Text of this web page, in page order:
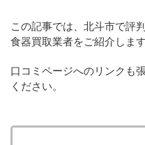
この記事では、北斗市で評
食器買取業者をご紹介します
口コミページへのリンクも
ください。